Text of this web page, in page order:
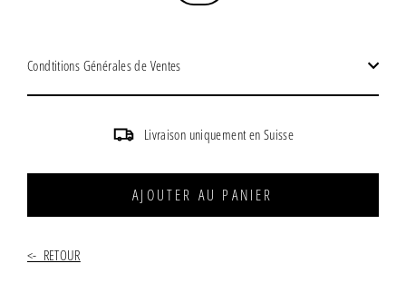
Condtitions Générales de Ventes
Livraison uniquement en Suisse
AJOUTER AU PANIER
<- RETOUR